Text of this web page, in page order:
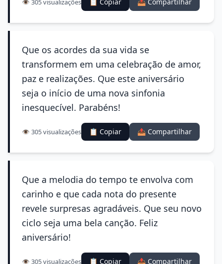
Que os acordes da sua vida se
transformem em uma celebração de amor,
paz e realizações. Que este aniversário
seja o início de uma nova sinfonia
inesquecível. Parabéns!
👁️ 305 visualizações 📋 Copiar 📤 Compartilhar
Que a melodia do tempo te envolva com
carinho e que cada nota do presente
revele surpresas agradáveis. Que seu novo
ciclo seja uma bela canção. Feliz
aniversário!
👁️ 305 visualizações 📋 Copiar 📤 Compartilhar